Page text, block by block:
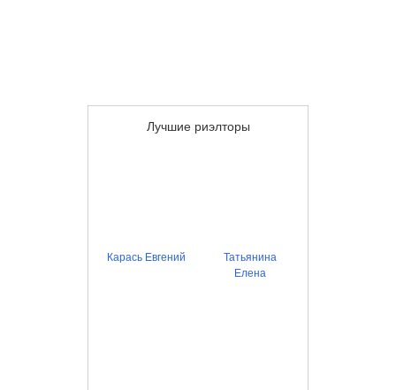
Лучшие риэлторы
Карась Евгений
Татьянина
Елена